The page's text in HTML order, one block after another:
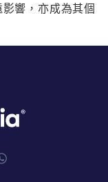
響，亦成為其個